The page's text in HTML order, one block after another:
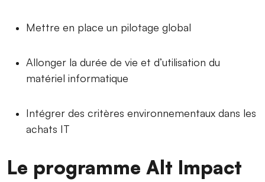
Mettre en place un pilotage global
Allonger la durée de vie et d’utilisation du
matériel informatique
Intégrer des critères environnementaux dans les
achats IT
Le programme Alt Impact